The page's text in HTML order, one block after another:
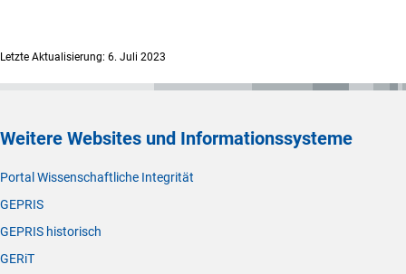
Letzte Aktualisierung: 6. Juli 2023
Weitere Websites und Informationssysteme
Portal Wissenschaftliche Integrität
GEPRIS
GEPRIS historisch
GERiT